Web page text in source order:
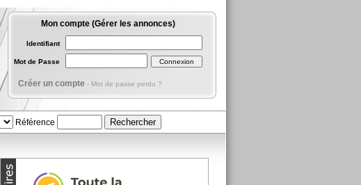
Mon compte (Gérer les annonces)
Identifiant
Mot de Passe
Créer un compte - Mot de passe perdu ?
Référence